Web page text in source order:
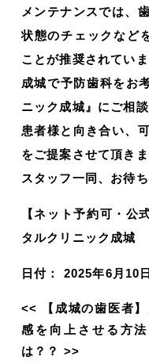
メンテナンスでは、
状態のチェックなど
ことが推奨されていま
成城で予防歯科をお
ニック成城』にご相談
患者様と向き合い、
をご提案させて頂きま
スタッフ一同、お待
【ネット予約可・公
タルクリニック成城
日付： 2025年6月10日
<< 【成城の歯医者
感を向上させる方法
は？？ >>